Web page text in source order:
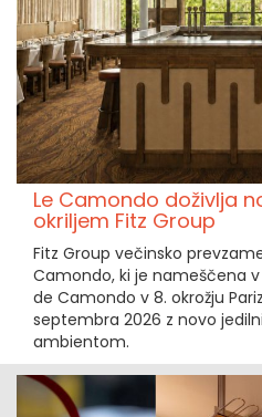
Le Camondo doživlja
okriljem Fitz Group
Fitz Group večinsko
Camondo, ki je nameščena
de Camondo v 8. okrožju
septembra 2026 z novo
ambientom.